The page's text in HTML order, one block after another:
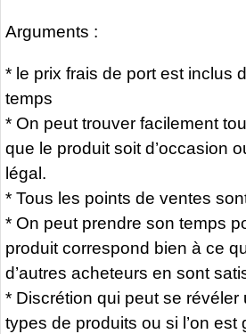
Arguments :
* le prix frais de port est inclus
temps
* On peut trouver facilement
que le produit soit d’occasion
légal.
* Tous les points de ventes
* On peut prendre son temps
produit correspond bien à ce
d’autres acheteurs en sont
* Discrétion qui peut se révéler
types de produits ou si l’on est